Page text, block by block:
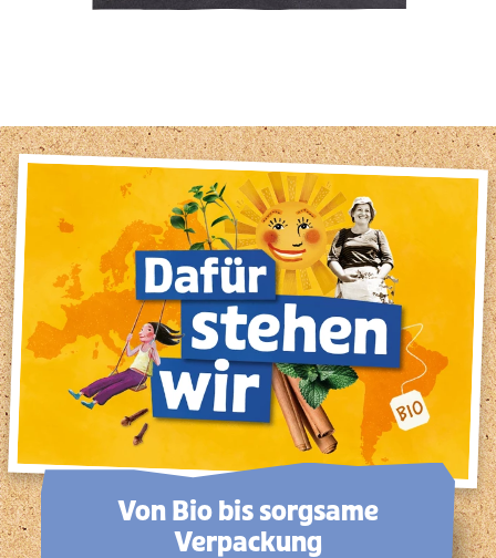
Von Bio bis sorg­same
Verpackung